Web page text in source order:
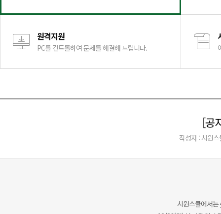
원격지원
PC를 컨트롤하여 문제를 해결해 드립니다.
[공
작성자 : 시원스
시원스쿨에서는